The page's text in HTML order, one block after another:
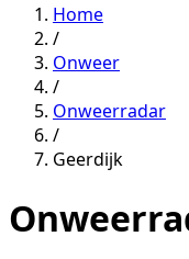
Home
/
Onweer
/
Onweerradar
/
Geerdijk